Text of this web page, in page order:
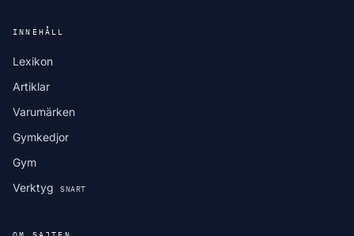
INNEHÅLL
Lexikon
Artiklar
Varumärken
Gymkedjor
Gym
Verktyg
SNART